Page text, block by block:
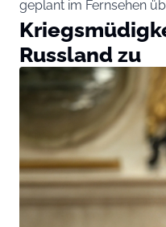
geplant im Fernsehen
Russland zu